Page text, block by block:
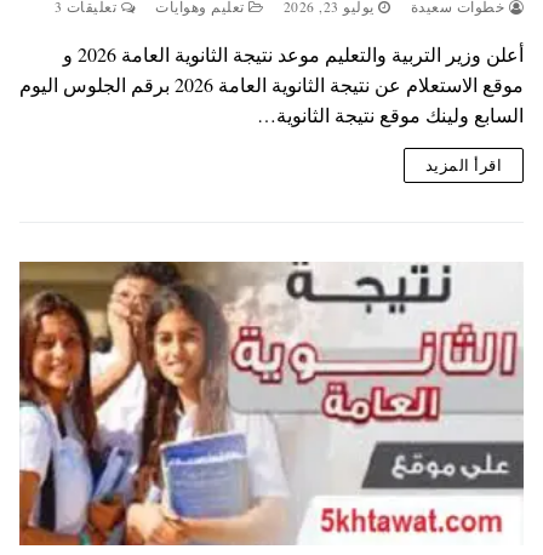
خطوات سعيدة يوليو 23, 2026 تعليم وهوايات تعليقات 3
أعلن وزير التربية والتعليم موعد نتيجة الثانوية العامة 2026 و
موقع الاستعلام عن نتيجة الثانوية العامة 2026 برقم الجلوس اليوم
السابع ولينك موقع نتيجة الثانوية…
اقرأ المزيد